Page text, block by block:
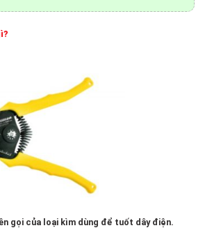
gọi của loại kìm dùng để tuốt dây điện.